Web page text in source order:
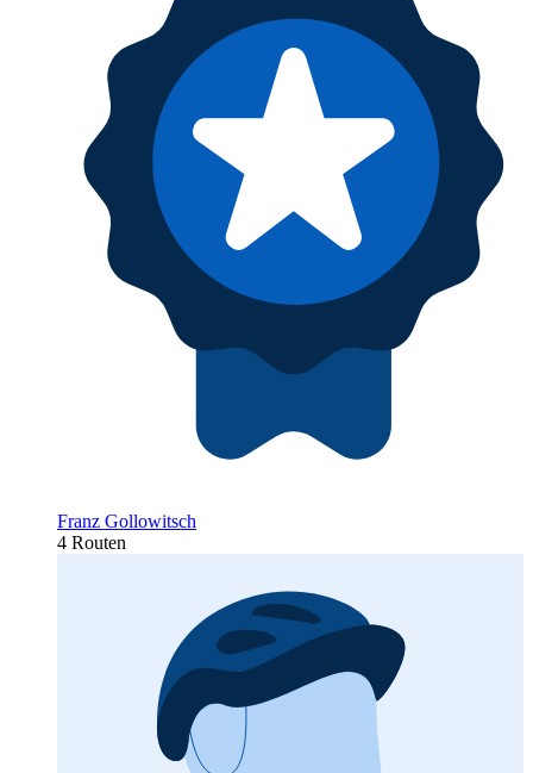
Franz Gollowitsch
4 Routen